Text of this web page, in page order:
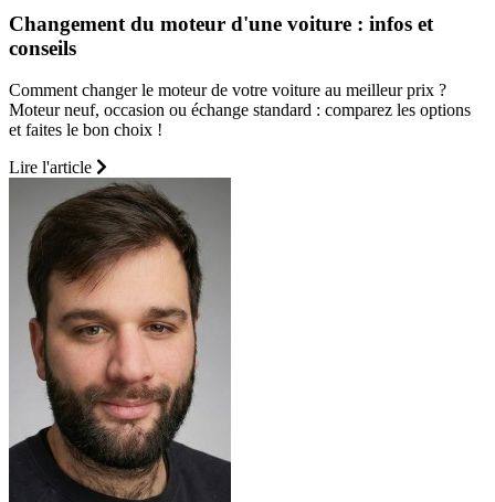
Changement du moteur d'une voiture : infos et
conseils
Comment changer le moteur de votre voiture au meilleur prix ?
Moteur neuf, occasion ou échange standard : comparez les options
et faites le bon choix !
Lire l'article